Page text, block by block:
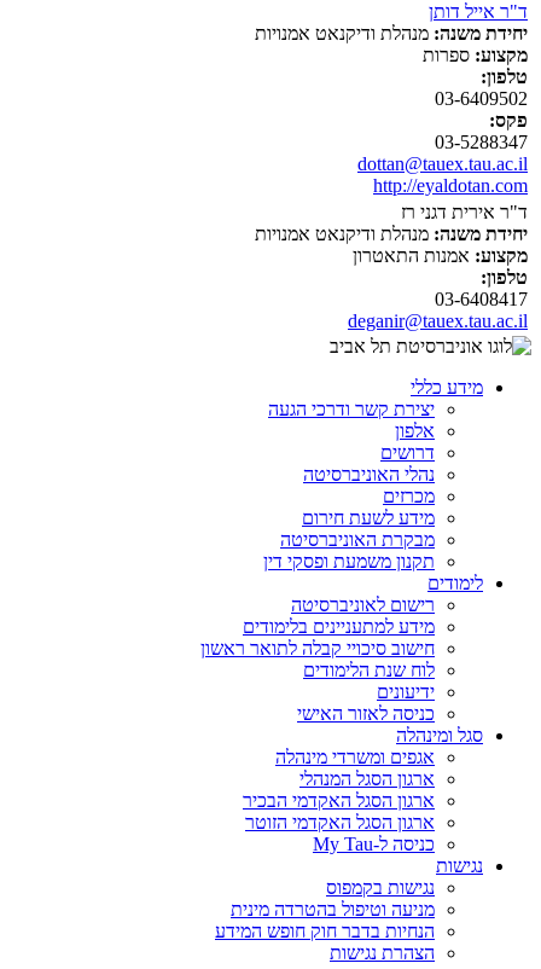
ד"ר אייל דותן
יחידת משנה: מנהלת ודיקנאט אמנויות
מקצוע: ספרות
טלפון:
03-6409502
פקס:
03-5288347
dottan@tauex.tau.ac.il
http://eyaldotan.com
ד"ר אירית דגני רז
יחידת משנה: מנהלת ודיקנאט אמנויות
מקצוע: אמנות התאטרון
טלפון:
03-6408417
deganir@tauex.tau.ac.il
מידע כללי
יצירת קשר ודרכי הגעה
אלפון
דרושים
נהלי האוניברסיטה
מכרזים
מידע לשעת חירום
מבקרת האוניברסיטה
תקנון משמעת ופסקי דין
לימודים
רישום לאוניברסיטה
מידע למתעניינים בלימודים
חישוב סיכויי קבלה לתואר ראשון
לוח שנת הלימודים
ידיעונים
כניסה לאזור האישי
סגל ומינהלה
אגפים ומשרדי מינהלה
ארגון הסגל המנהלי
ארגון הסגל האקדמי הבכיר
ארגון הסגל האקדמי הזוטר
כניסה ל-My Tau
נגישות
נגישות בקמפוס
מניעה וטיפול בהטרדה מינית
הנחיות בדבר חוק חופש המידע
הצהרת נגישות